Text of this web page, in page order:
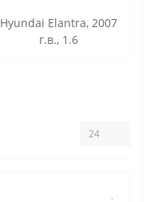
Hyundai Elantra, 2007
г.в., 1.6